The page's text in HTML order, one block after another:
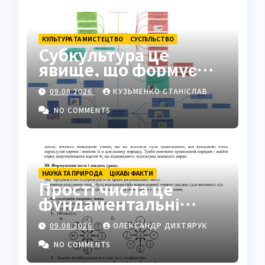
КУЛЬТУРА ТА МИСТЕЦТВО СУCПІЛЬСТВО
Субкультура це
явище, що формує
ідентичність груп у
суспільстві
09.08.2026
КУЗЬМЕНКО СТАНІСЛАВ
NO COMMENTS
НАУКА ТА ПРИРОДА ЦІКАВІ ФАКТИ
Прості числа це
фундаментальні
«атоми» математики
09.08.2026
ОЛЕКСАНДР ДИХТЯРУК
NO COMMENTS